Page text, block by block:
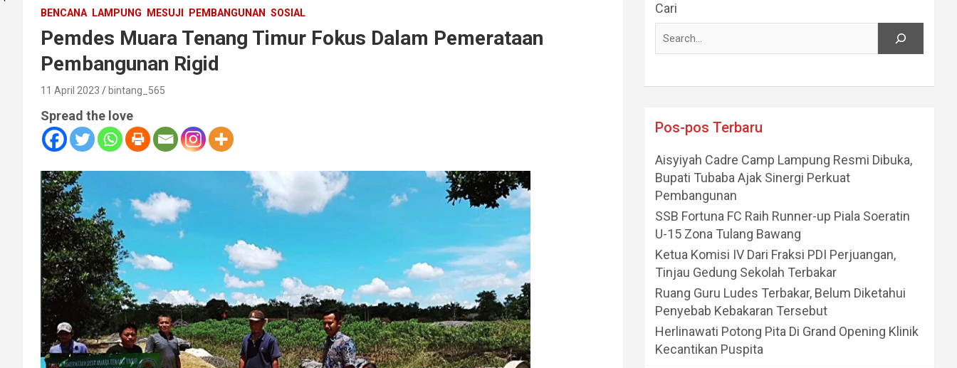
BENCANA LAMPUNG MESUJI PEMBANGUNAN SOSIAL
Pemdes Muara Tenang Timur Fokus Dalam Pemerataan
Pembangunan Rigid
11 April 2023 bintang_565
Spread the love
Cari
Pos-pos Terbaru
Aisyiyah Cadre Camp Lampung Resmi Dibuka,
Bupati Tubaba Ajak Sinergi Perkuat
Pembangunan
SSB Fortuna FC Raih Runner-up Piala Soeratin
U-15 Zona Tulang Bawang
Ketua Komisi IV Dari Fraksi PDI Perjuangan,
Tinjau Gedung Sekolah Terbakar
Ruang Guru Ludes Terbakar, Belum Diketahui
Penyebab Kebakaran Tersebut
Herlinawati Potong Pita Di Grand Opening Klinik
Kecantikan Puspita